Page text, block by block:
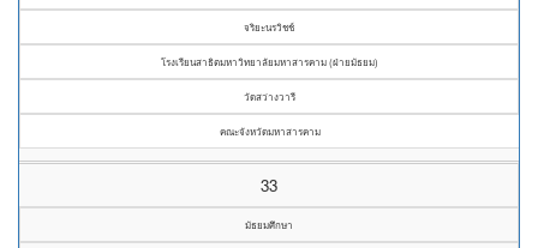
จริยะนรวิชช์
โรงเรียนสาธิตมหาวิทยาลัยมหาสารคาม (ฝ่ายมัธยม)
วัดสว่างวารี
คณะจังหวัดมหาสารคาม
33
มัธยมศึกษา